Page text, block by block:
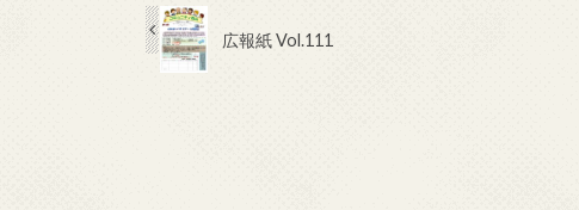
b
o
er
広報紙 Vol.111